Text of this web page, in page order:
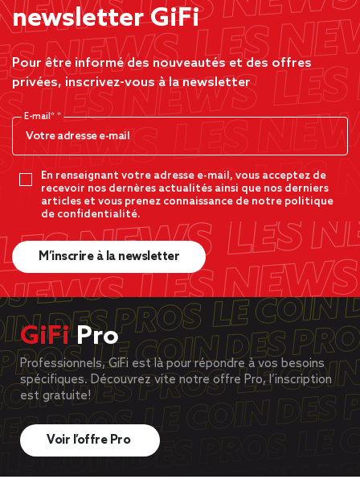
newsletter GiFi
Pour être informé des nouveautés et des offres
privées, inscrivez-vous à la newsletter
E-mail*
En renseignant votre adresse e-mail, vous acceptez de
recevoir nos dernères actualités ainsi que nos derniers
articles et vous prenez connaissance de notre politique
de confidentialité.
M’inscrire à la newsletter
GiFiPro
Professionnels, GiFi est là pour répondre à vos besoins
spécifiques. Découvrez vite notre offre Pro, l’inscription
est gratuite!
Voir l’offre Pro